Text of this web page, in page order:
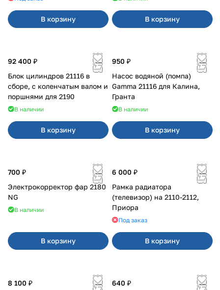
В корзину В корзину
92 400 ₽
Блок цилиндров 21116 в
сборе, с коленчатым валом и
поршнями для 2190
В наличии
В корзину
950 ₽
Насос водяной (помпа)
Gamma 21116 для Калина,
Гранта
В наличии
В корзину
700 ₽
Электрокорректор фар 2180
NG
В наличии
В корзину
6 000 ₽
Рамка радиатора
(телевизор) на 2110-2112,
Приора
Под заказ
В корзину
8 100 ₽
640 ₽